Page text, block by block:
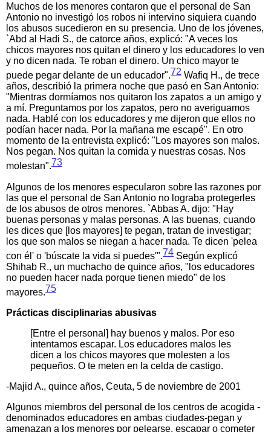
Muchos de los menores contaron que el personal de San
Antonio no investigó los robos ni intervino siquiera cuando
los abusos sucedieron en su presencia. Uno de los jóvenes,
`Abd al Hadi S., de catorce años, explicó: "A veces los
chicos mayores nos quitan el dinero y los educadores lo ven
y no dicen nada. Te roban el dinero. Un chico mayor te
puede pegar delante de un educador".72 Wafiq H., de trece
años, describió la primera noche que pasó en San Antonio:
"Mientras dormíamos nos quitaron los zapatos a un amigo y
a mí. Preguntamos por los zapatos, pero no averiguamos
nada. Hablé con los educadores y me dijeron que ellos no
podían hacer nada. Por la mañana me escapé". En otro
momento de la entrevista explicó: "Los mayores son malos.
Nos pegan. Nos quitan la comida y nuestras cosas. Nos
molestan".73
Algunos de los menores especularon sobre las razones por
las que el personal de San Antonio no lograba protegerles
de los abusos de otros menores. `Abbas A. dijo: "Hay
buenas personas y malas personas. A las buenas, cuando
les dices que [los mayores] te pegan, tratan de investigar;
los que son malos se niegan a hacer nada. Te dicen 'pelea
con él' o 'búscate la vida si puedes'".74 Según explicó
Shihab R., un muchacho de quince años, "los educadores
no pueden hacer nada porque tienen miedo" de los
mayores.75
Prácticas disciplinarias abusivas
[Entre el personal] hay buenos y malos. Por eso
intentamos escapar. Los educadores malos les
dicen a los chicos mayores que molesten a los
pequeños. O te meten en la celda de castigo.
-Majid A., quince años, Ceuta, 5 de noviembre de 2001
Algunos miembros del personal de los centros de acogida -
denominados educadores en ambas ciudades-pegan y
amenazan a los menores por pelearse, escapar o cometer